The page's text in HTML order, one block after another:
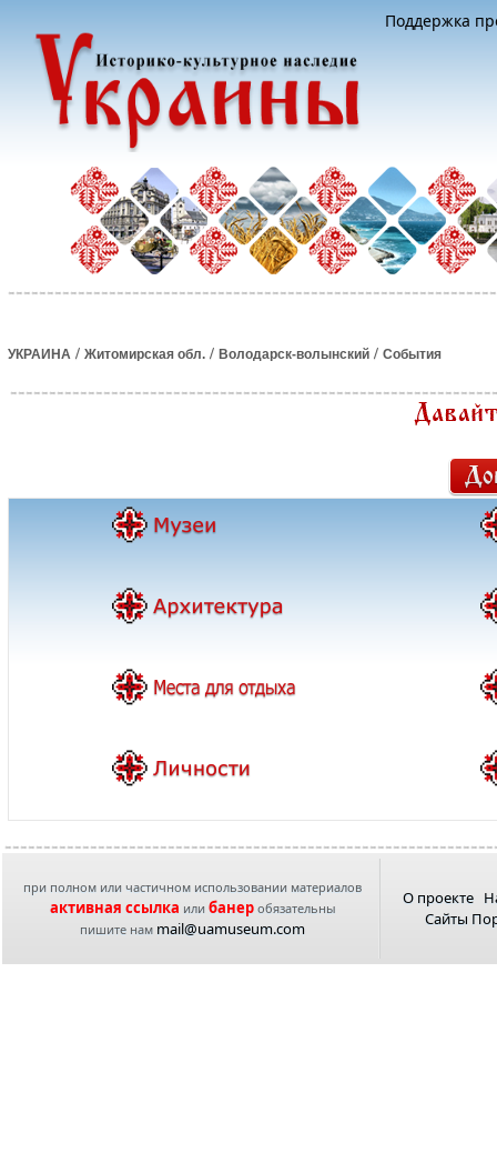
Поддержка
УКРАИНА / Житомирская обл. / Володарск-волынский / События
при полном или частичном использовании материалов
активная ссылка или банеробязательны
пишите нам mail@uamuseum.com
О проекте
Сайты